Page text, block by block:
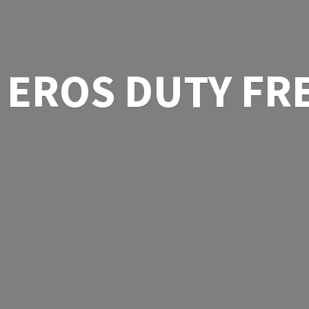
EROS DUTY